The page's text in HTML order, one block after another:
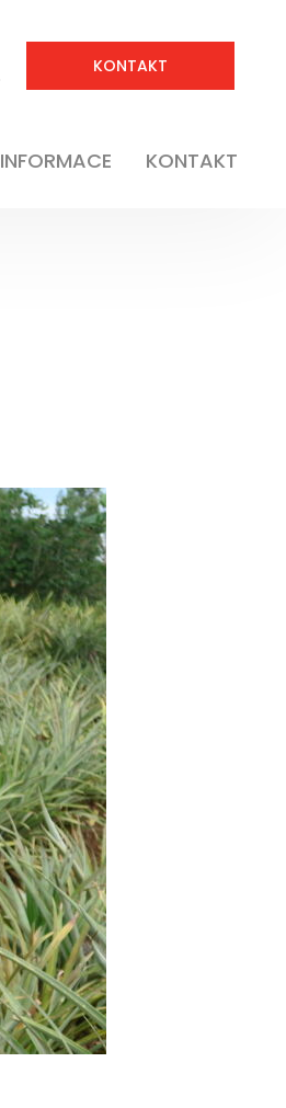
KONTAKT
INFORMACE KONTAKT